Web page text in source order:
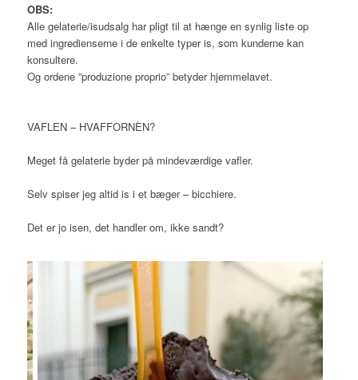
OBS:
Alle gelaterie/isudsalg har pligt til at hænge en synlig liste op
med ingredienserne i de enkelte typer is, som kunderne kan
konsultere.
Og ordene ”produzione proprio” betyder hjemmelavet.
VAFLEN – HVAFFORNÈN?
Meget få gelaterie byder på mindeværdige vafler.
Selv spiser jeg altid is i et bæger – bicchiere.
Det er jo isen, det handler om, ikke sandt?